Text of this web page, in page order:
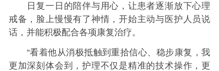
日复一日的陪伴与用心，让患者逐渐放下心理
戒备，脸上慢慢有了神情，开始主动与医护人员说
话，并能积极配合各项康复治疗。
“看着他从消极抵触到重拾信心、稳步康复，我
更加深刻体会到，护理不仅是精准的技术操作，更